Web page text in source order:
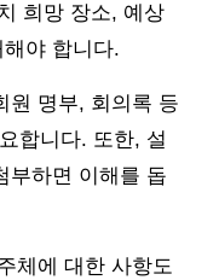
희망 장소, 예상
야 합니다.
원 명부, 회의록 등
합니다. 또한, 설
부하면 이해를 돕
체에 대한 사항도